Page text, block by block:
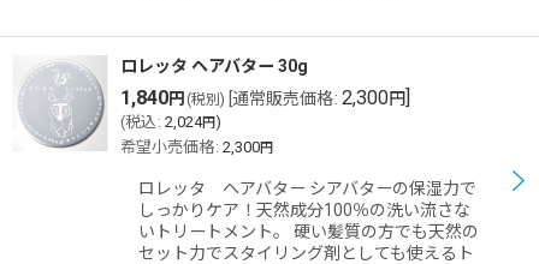
ロレッタ ヘアバター 30g
1,840円 (税別) 通常販売価格: 2,300円]
(税込 : 2,024円)
希望小売価格: 2,300円
ロレッタ ヘアバター シアバターの保湿力で
しっかりケア！天然成分100％の洗い流さな
いトリートメント。 硬い髪質の方でも天然の
セット力でスタイリング剤としても使えるト